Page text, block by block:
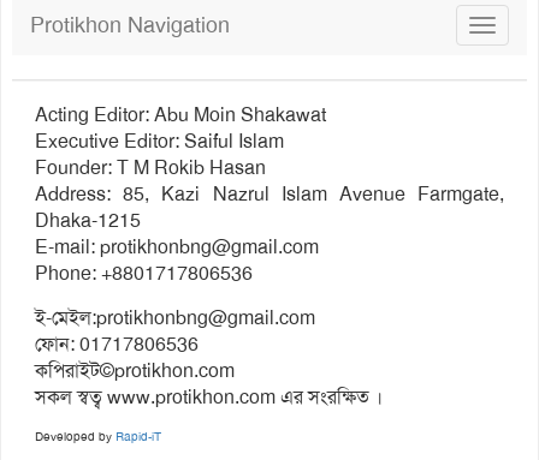
Toggle
Protikhon Navigation
Acting Editor: Abu Moin Shakawat
Executive Editor: Saiful Islam
Founder: T M Rokib Hasan
Address: 85, Kazi Nazrul Islam Avenue Farmgate,
Dhaka-1215
E-mail:protikhonbng@gmail.com
Phone: +8801717806536
ই-মেইল:protikhonbng@gmail.com
ফোন: 01717806536
কপিরাইট©protikhon.com
সকল স্বত্ব www.protikhon.com এর সংরক্ষিত ।
Developed by Rapid-iT